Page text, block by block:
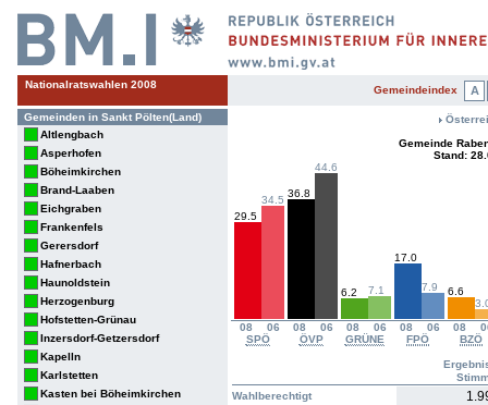
Nationalratswahlen 2008 Gemeindeindex A
Gemeinden in Sankt Pölten(Land)
Altlengbach
Asperhofen
Böheimkirchen
Brand-Laaben
Eichgraben
Frankenfels
Gerersdorf
Hafnerbach
Haunoldstein
Herzogenburg
Hofstetten-Grünau
Inzersdorf-Getzersdorf
Kapelln
Karlstetten
Kasten bei Böheimkirchen
Gemeinde
Stand:
08 06 08 06 08 06 08 06 08
SPÖ
ÖVP GRÜNE FPÖ BZÖ
29.5
34.5
36.8
44.6
6.2 7.1
17.0
7.9
6.6
Wahlberechtigt